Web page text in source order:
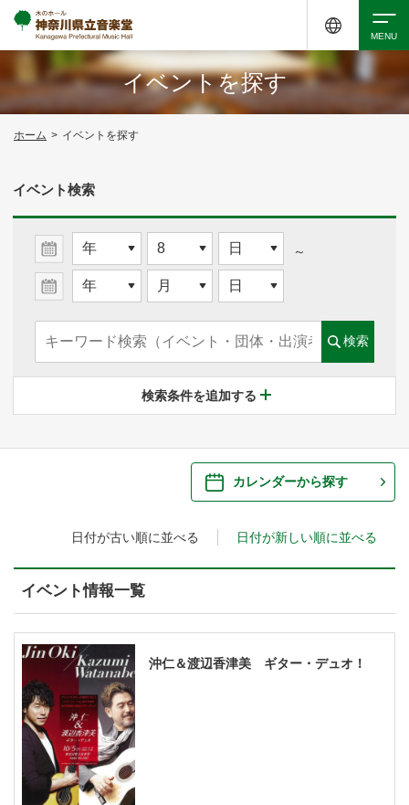
イベントを探す
・ イベント一覧
・ イベントカレンダー
・ 館内サービス・アクセシビリティ
・ よくある質問
・ 施設を借りる
・ 空き状況
・ 利用料金
音楽堂について
・ 音楽堂のご案内
・ フロアマップ
・ 芸術参与
・ 建築見学ツアー
神奈川県立音楽堂
SNS
検索
イベントを探す
ホーム > イベントを探す
イベント検索
～
検索
検索条件を追加する
カレンダーから探す
日付が古い順に並べる 日付が新しい順に並べる
イベント情報一覧
沖仁＆渡辺香津美 ギター・デュオ！